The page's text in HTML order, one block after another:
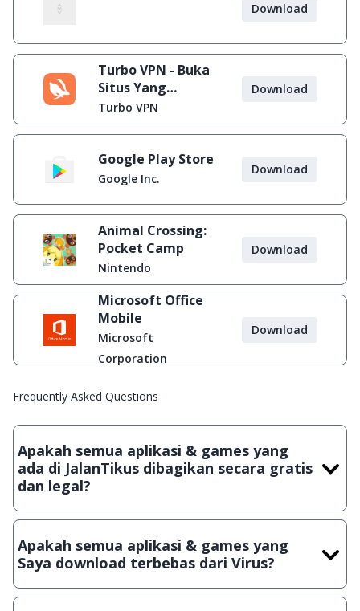
Download
Turbo VPN - Buka
Situs Yang
Diblokir
Turbo VPN
Download
Google Play Store
Google Inc.
Download
Animal Crossing:
Pocket Camp
Nintendo
Download
Microsoft Office
Mobile
Microsoft
Corporation
Download
Frequently Asked Questions
Apakah semua aplikasi & games yang
ada di JalanTikus dibagikan secara gratis
dan legal?
Ya, JalanTikus hanya membagikan aplikasi & games yang
crack, patch atau semacamnya.
Apakah semua aplikasi & games yang
Saya download terbebas dari Virus?
Ya, JalanTikus selalu melakukan scanning dengan 3 jenis